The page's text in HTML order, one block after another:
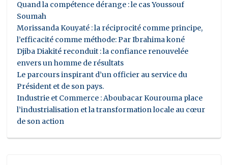
Quand la compétence dérange : le cas Youssouf
Soumah
Morissanda Kouyaté : la réciprocité comme principe,
l’efficacité comme méthode: Par Ibrahima koné
Djiba Diakité reconduit : la confiance renouvelée
envers un homme de résultats
Le parcours inspirant d’un officier au service du
Président et de son pays.
Industrie et Commerce : Aboubacar Kourouma place
l’industrialisation et la transformation locale au cœur
de son action